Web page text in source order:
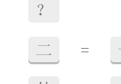
？
二 =